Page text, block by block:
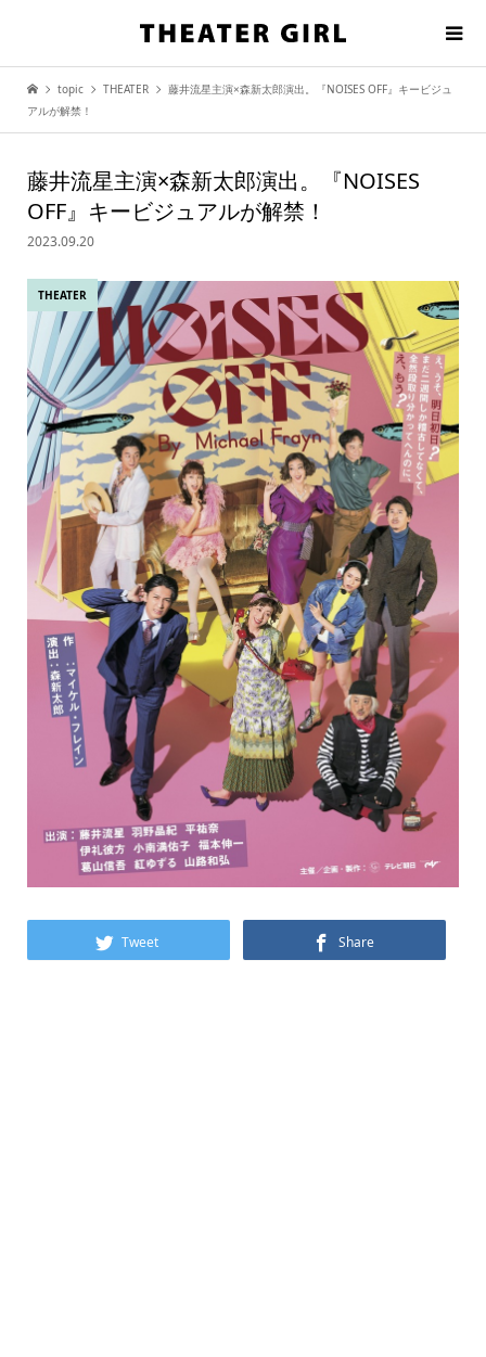
topic THEATER
藤井流星主演×森新太郎演出。『NOISES OFF』キービジュ
アルが解禁！
藤井流星主演×森新太郎演出。『NOISES
OFF』キービジュアルが解禁！
2023.09.20
THEATER
Tweet Share